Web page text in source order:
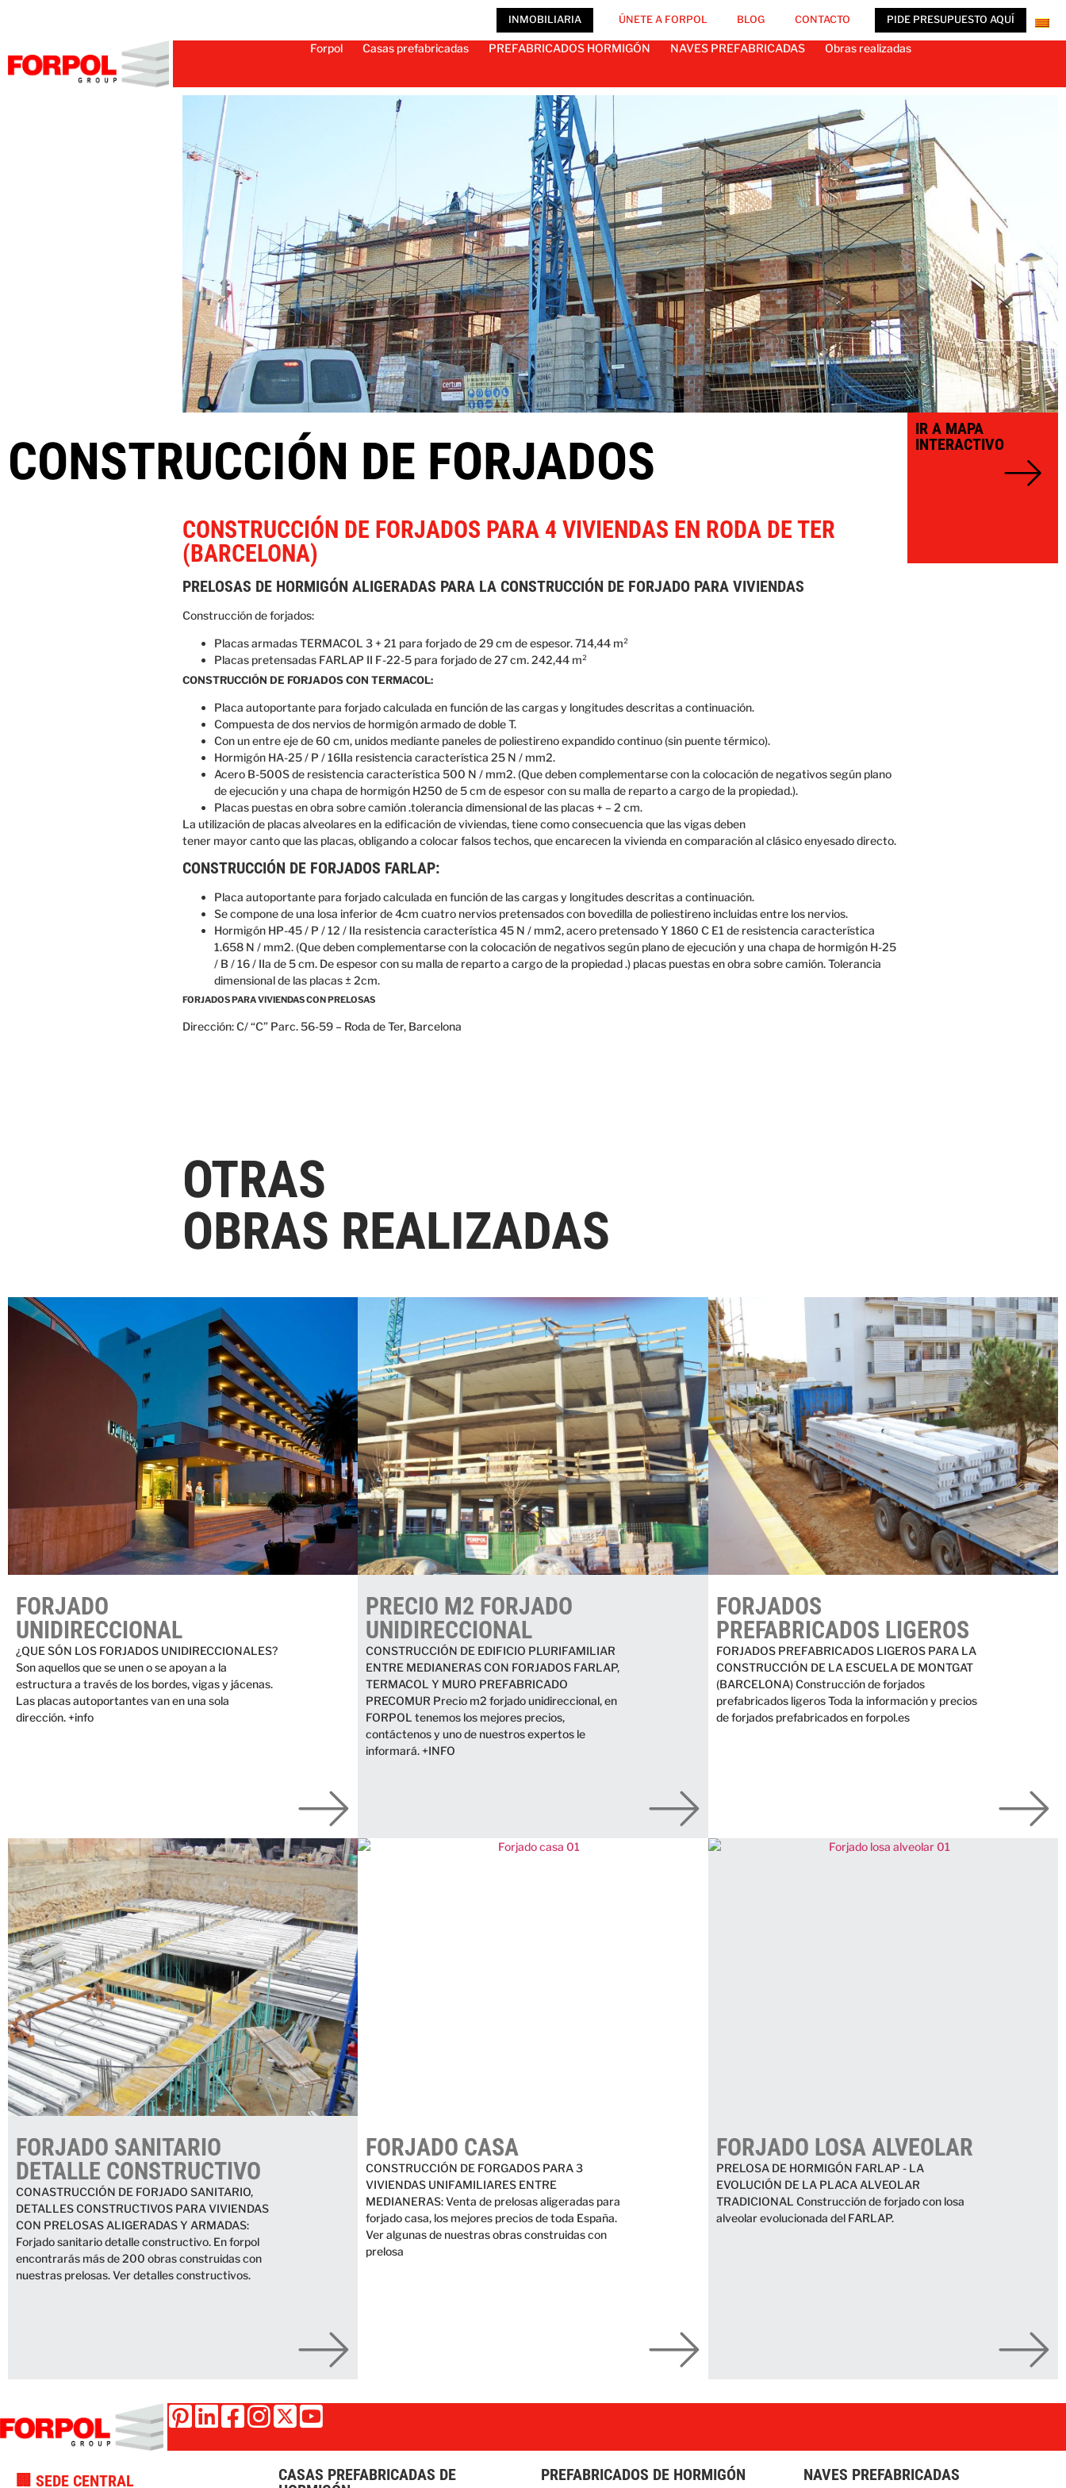
INMOBILIARIA ÚNETE A FORPOL BLOG CONTACTO PIDE PRESUPUESTO AQUÍ
Forpol Casas prefabricadas PREFABRICADOS HORMIGÓN NAVES PREFABRICADAS Obras realizadas
IR A MAPA
INTERACTIVO
CONSTRUCCIÓN DE FORJADOS
CONSTRUCCIÓN DE FORJADOS PARA 4 VIVIENDAS EN RODA DE TER
(BARCELONA)
PRELOSAS DE HORMIGÓN ALIGERADAS PARA LA CONSTRUCCIÓN DE FORJADO PARA VIVIENDAS
Construcción de forjados:
Placas armadas TERMACOL 3 + 21 para forjado de 29 cm de espesor. 714,44 m²
Placas pretensadas FARLAP II F-22-5 para forjado de 27 cm. 242,44 m²
CONSTRUCCIÓN DE FORJADOS CON TERMACOL:
Placa autoportante para forjado calculada en función de las cargas y longitudes descritas a continuación.
Compuesta de dos nervios de hormigón armado de doble T.
Con un entre eje de 60 cm, unidos mediante paneles de poliestireno expandido continuo (sin puente térmico).
Hormigón HA-25 / P / 16IIa resistencia característica 25 N / mm2.
Acero B-500S de resistencia característica 500 N / mm2. (Que deben complementarse con la colocación de negativos según plano
de ejecución y una chapa de hormigón H250 de 5 cm de espesor con su malla de reparto a cargo de la propiedad.).
Placas puestas en obra sobre camión .tolerancia dimensional de las placas + – 2 cm.
La utilizaciónde placasalveolaresen la edificaciónde viviendas,tiene como consecuencia que las vigasdeben
tener mayorcantoque las placas,obligandoa colocarfalsostechos, que encarecen la vivienda en comparaciónal clásicoenyesadodirecto.
CONSTRUCCIÓN DE FORJADOS FARLAP:
Placa autoportante para forjado calculada en función de las cargas y longitudes descritas a continuación.
Se compone de una losa inferior de 4cm cuatro nervios pretensados con bovedilla de poliestireno incluidas entre los nervios.
Hormigón HP-45 / P / 12 / IIa resistencia característica 45 N / mm2, acero pretensado Y 1860 C E1 de resistencia característica
1.658 N / mm2. (Que deben complementarse con la colocación de negativos según plano de ejecución y una chapa de hormigón H-25
/ B / 16 / IIa de 5 cm. De espesor con su malla de reparto a cargo de la propiedad .) placas puestas en obra sobre camión. Tolerancia
dimensional de las placas ± 2cm.
FORJADOS PARA VIVIENDAS CON PRELOSAS
Dirección: C/ “C” Parc. 56-59 – Roda de Ter, Barcelona
OTRAS
OBRAS REALIZADAS
FORJADO
UNIDIRECCIONAL
¿QUE SÓN LOS FORJADOS UNIDIRECCIONALES?
Son aquellos que se unen o se apoyan a la
estructura a través de los bordes, vigas y jácenas.
Las placas autoportantes van en una sola
dirección. +info
PRECIO M2 FORJADO
UNIDIRECCIONAL
CONSTRUCCIÓN DE EDIFICIO PLURIFAMILIAR
ENTRE MEDIANERAS CON FORJADOS FARLAP,
TERMACOL Y MURO PREFABRICADO
PRECOMUR Precio m2 forjado unidireccional, en
FORPOL tenemos los mejores precios,
contáctenos y uno de nuestros expertos le
informará. +INFO
FORJADOS
PREFABRICADOS LIGEROS
FORJADOS PREFABRICADOS LIGEROS PARA LA
CONSTRUCCIÓN DE LA ESCUELA DE MONTGAT
(BARCELONA) Construcción de forjados
prefabricados ligeros Toda la información y precios
de forjados prefabricados en forpol.es
FORJADO SANITARIO
DETALLE CONSTRUCTIVO
CONASTRUCCIÓN DE FORJADO SANITARIO,
DETALLES CONSTRUCTIVOS PARA VIVIENDAS
CON PRELOSAS ALIGERADAS Y ARMADAS:
Forjado sanitario detalle constructivo. En forpol
encontrarás más de 200 obras construidas con
nuestras prelosas. Ver detalles constructivos.
FORJADO CASA
CONSTRUCCIÓN DE FORGADOS PARA 3
VIVIENDAS UNIFAMILIARES ENTRE
MEDIANERAS: Venta de prelosas aligeradas para
forjado casa, los mejores precios de toda España.
Ver algunas de nuestras obras construidas con
prelosa
FORJADO LOSA ALVEOLAR
PRELOSA DE HORMIGÓN FARLAP - LA
EVOLUCIÓN DE LA PLACA ALVEOLAR
TRADICIONAL Construcción de forjado con losa
alveolar evolucionada del FARLAP.
🏢 SEDE CENTRAL
CASAS PREFABRICADAS DE
PREFABRICADOS DE HORMIGÓN NAVES PREFABRICADAS